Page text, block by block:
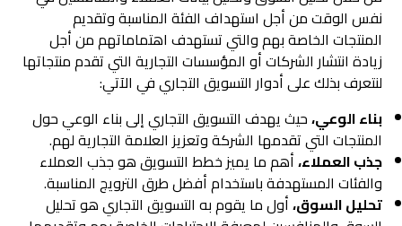
نفس الوقت من أجل استهداف الفئة المناسبة وتقديم
المنتجات الخاصة بهم والتي تستهدف اهتماماتهم من أجل
زيادة انتشار الشركات أو المؤسسات التجارية التي تقدم منتجاتها
لنتعرف بذلك على أدوار التسويق التجاري في الآتي:
بناء الوعي،حيث يهدف التسويق التجاري إلى بناء الوعي حول
المنتجات التي تقدمها الشركة وتعزيز العلامة التجارية لهم.
جذب العملاء،أهم ما يميز خطط التسويق هو جذب العملاء
والفئات المستهدفة باستخدام أفضل طرق الترويج المناسبة.
تحليل السوق،أول ما يقوم به التسويق التجاري هو تحليل